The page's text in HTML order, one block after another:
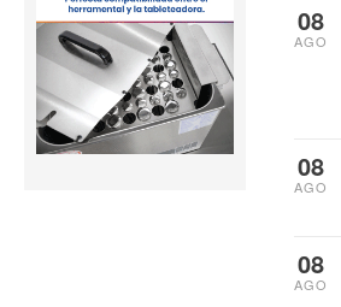
08
AGO
08
AGO
08
AGO